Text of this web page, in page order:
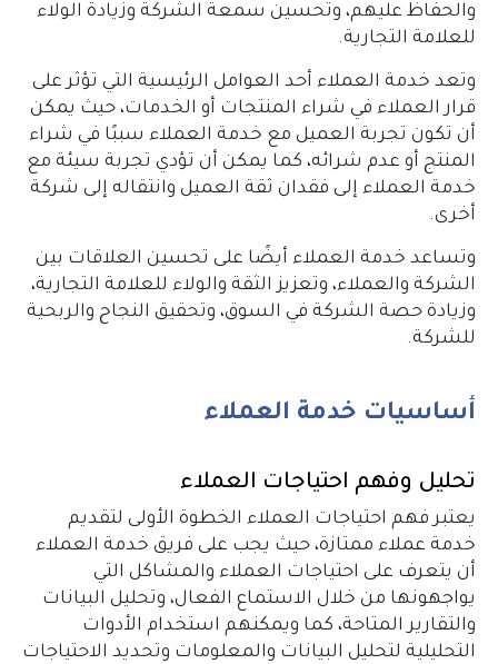
والحفاظ عليهم، وتحسين سمعة الشركة وزيادة الولاء
للعلامة التجارية.
وتعد خدمة العملاء أحد العوامل الرئيسية التي تؤثر على
قرار العملاء في شراء المنتجات أو الخدمات، حيث يمكن
أن تكون تجربة العميل مع خدمة العملاء سببًا في شراء
المنتج أو عدم شرائه، كما يمكن أن تؤدي تجربة سيئة مع
خدمة العملاء إلى فقدان ثقة العميل وانتقاله إلى شركة
أخرى.
وتساعد خدمة العملاء أيضًا على تحسين العلاقات بين
الشركة والعملاء، وتعزيز الثقة والولاء للعلامة التجارية،
وزيادة حصة الشركة في السوق، وتحقيق النجاح والربحية
للشركة.
أساسيات خدمة العملاء
تحليل وفهم احتياجات العملاء
يعتبر فهم احتياجات العملاء الخطوة الأولى لتقديم
خدمة عملاء ممتازة، حيث يجب على فريق خدمة العملاء
أن يتعرف على احتياجات العملاء والمشاكل التي
يواجهونها من خلال الاستماع الفعال، وتحليل البيانات
والتقارير المتاحة، كما ويمكنهم استخدام الأدوات
التحليلية لتحليل البيانات والمعلومات وتحديد الاحتياجات